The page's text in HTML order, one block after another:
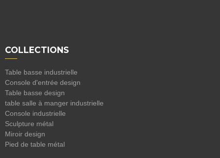
COLLECTIONS
Table basse industrielle
Console d'entrée design
Table basse design
table salle à manger industrielle
Console industrielle
Sculpture métal
Miroir design
Pied de table métal